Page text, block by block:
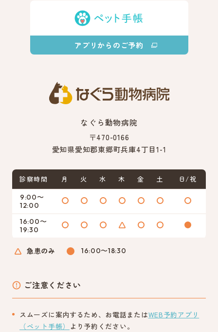
アプリからのご予約
なぐら動物病院
〒470-0166
愛知県愛知郡東郷町兵庫4丁目1-1
診察時間 月 火 水 木 金 土 日/祝
9:00〜
12:00
16:00〜
19:30
急患のみ 16:00〜18:30
ご注意ください
スムーズに案内するため、お電話またはWEB予約アプリ
（ペット手帳）
より予約ください。